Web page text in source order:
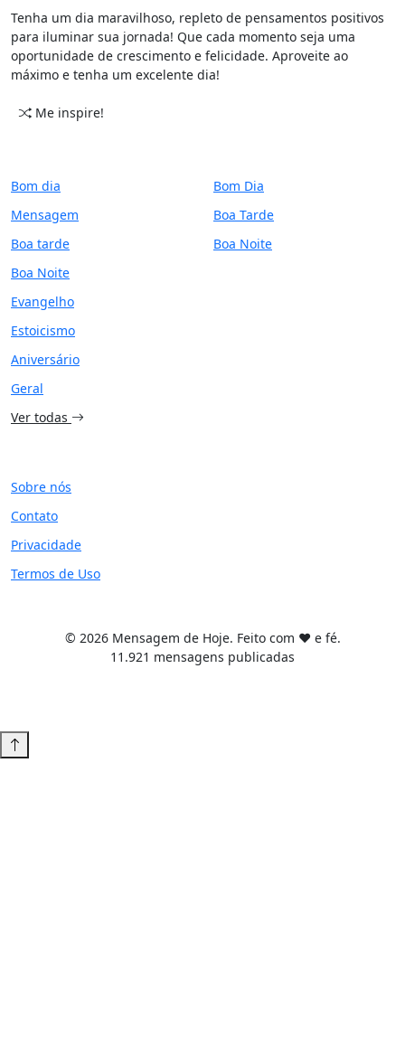
Tenha um dia maravilhoso, repleto de pensamentos positivos
para iluminar sua jornada! Que cada momento seja uma
oportunidade de crescimento e felicidade. Aproveite ao
máximo e tenha um excelente dia!
Me inspire!
Bom dia
Mensagem
Boa tarde
Boa Noite
Evangelho
Estoicismo
Aniversário
Geral
Ver todas
Bom Dia
Boa Tarde
Boa Noite
Sobre nós
Contato
Privacidade
Termos de Uso
© 2026 Mensagem de Hoje. Feito com ❤️ e fé.
11.921 mensagens publicadas